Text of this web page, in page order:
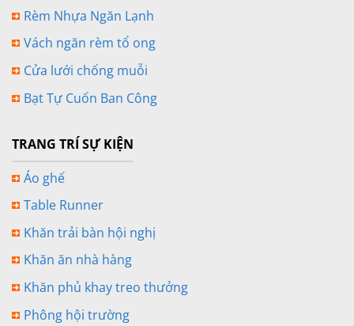
Rèm Nhựa Ngăn Lạnh
Vách ngăn rèm tổ ong
Cửa lưới chống muỗi
Bạt Tự Cuốn Ban Công
TRANG TRÍ SỰ KIỆN
Áo ghế
Table Runner
Khăn trải bàn hội nghị
Khăn ăn nhà hàng
Khăn phủ khay treo thưởng
Phông hội trường